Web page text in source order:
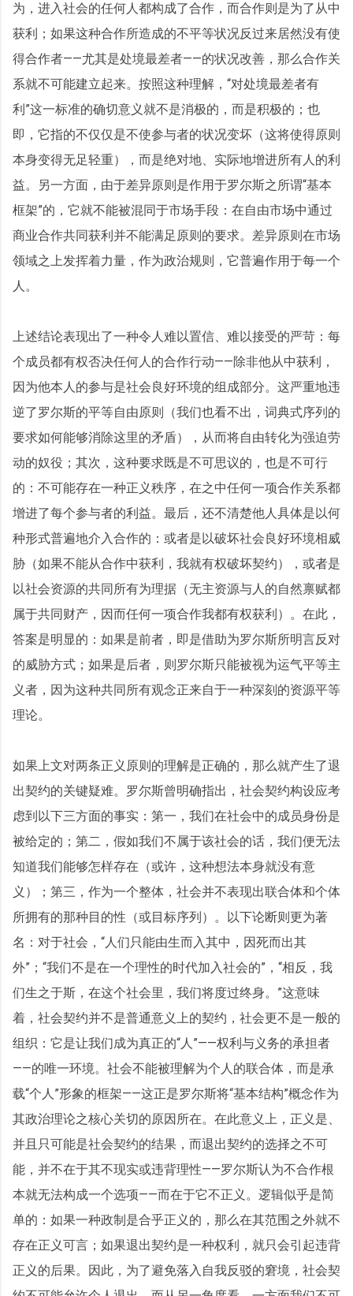
为，进入社会的任何人都构成了合作，而合作则是为了从中
获利；如果这种合作所造成的不平等状况反过来居然没有使
得合作者——尤其是处境最差者——的状况改善，那么合作关
系就不可能建立起来。按照这种理解，“对处境最差者有
利”这一标准的确切意义就不是消极的，而是积极的；也
即，它指的不仅仅是不使参与者的状况变坏（这将使得原则
本身变得无足轻重），而是绝对地、实际地增进所有人的利
益。另一方面，由于差异原则是作用于罗尔斯之所谓“基本
框架”的，它就不能被混同于市场手段：在自由市场中通过
商业合作共同获利并不能满足原则的要求。差异原则在市场
领域之上发挥着力量，作为政治规则，它普遍作用于每一个
人。
上述结论表现出了一种令人难以置信、难以接受的严苛：每
个成员都有权否决任何人的合作行动——除非他从中获利，
因为他本人的参与是社会良好环境的组成部分。这严重地违
逆了罗尔斯的平等自由原则（我们也看不出，词典式序列的
要求如何能够消除这里的矛盾），从而将自由转化为强迫劳
动的奴役；其次，这种要求既是不可思议的，也是不可行
的：不可能存在一种正义秩序，在之中任何一项合作关系都
增进了每个参与者的利益。最后，还不清楚他人具体是以何
种形式普遍地介入合作的：或者是以破坏社会良好环境相威
胁（如果不能从合作中获利，我就有权破坏契约），或者是
以社会资源的共同所有为理据（无主资源与人的自然禀赋都
属于共同财产，因而任何一项合作我都有权获利）。在此，
答案是明显的：如果是前者，即是借助为罗尔斯所明言反对
的威胁方式；如果是后者，则罗尔斯只能被视为运气平等主
义者，因为这种共同所有观念正来自于一种深刻的资源平等
理论。
如果上文对两条正义原则的理解是正确的，那么就产生了退
出契约的关键疑难。罗尔斯曾明确指出，社会契约构设应考
虑到以下三方面的事实：第一，我们在社会中的成员身份是
被给定的；第二，假如我们不属于该社会的话，我们便无法
知道我们能够怎样存在（或许，这种想法本身就没有意
义）；第三，作为一个整体，社会并不表现出联合体和个体
所拥有的那种目的性（或目标序列）。以下论断则更为著
名：对于社会，“人们只能由生而入其中，因死而出其
外”；“我们不是在一个理性的时代加入社会的”，“相反，我
们生之于斯，在这个社会里，我们将度过终身。”这意味
着，社会契约并不是普通意义上的契约，社会更不是一般的
组织：它是让我们成为真正的“人”——权利与义务的承担者
——的唯一环境。社会不能被理解为个人的联合体，而是承
载“个人”形象的框架——这正是罗尔斯将“基本结构”概念作为
其政治理论之核心关切的原因所在。在此意义上，正义是、
并且只可能是社会契约的结果，而退出契约的选择之不可
能，并不在于其不现实或违背理性——罗尔斯认为不合作根
本就无法构成一个选项——而在于它不正义。逻辑似乎是简
单的：如果一种政制是合乎正义的，那么在其范围之外就不
存在正义可言；如果退出契约是一种权利，就只会引起违背
正义的后果。因此，为了避免落入自我反驳的窘境，社会契